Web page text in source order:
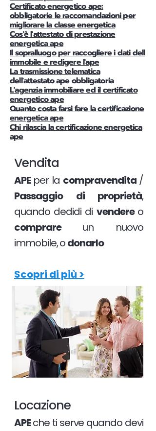
Certificato energetico ape:
obbligatorie le raccomandazioni per
migliorare la classe energetica
Cos'è l'attestato di prestazione
energetica ape
Il sopralluogo per raccogliere i dati dell
immobile e redigere l'ape
La trasmissione telematica
dell'attestato ape obbligatoria
L'agenzia immobiliare ed il certificato
energetico ape
Quanto costa farsi fare la certificazione
energetica ape
Chi rilascia la certificazione energetica
ape
Vendita
APE per la compravendita /
Passaggio di proprietà,
quando dedidi di vendere o
comprare un nuovo
immobile, odonarlo
Scopri di più >
Locazione
APEche ti serve quando devi